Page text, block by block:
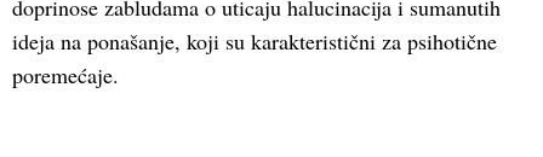
doprinose zabludama o uticaju halucinacija i sumanutih
ideja na ponašanje, koji su karakteristični za psihotične
poremećaje.